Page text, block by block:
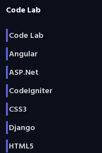
Code Lab
Code Lab
Angular
ASP.Net
CodeIgniter
CSS3
Django
HTML5